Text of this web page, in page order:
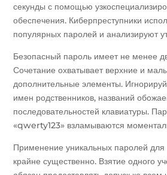
секунды с помощью
обеспечения. Киберпреступники
популярных паролей и анализируют
Безопасный пароль имеет не менее
Сочетание охватывает верхние и
дополнительные элементы.
имен родственников, названий
последовательностей клавиатуры.
«qwerty123» взламываются
Применение уникальных паролей для
крайне существенно. Взятие одного